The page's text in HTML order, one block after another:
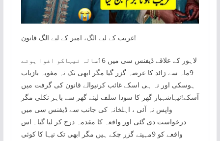
غریب کے لیے الگ، امیر کے لیے الگ قانون!
لاہور کے علاقے ڈیفنس سی میں 16سالہ نیہاکو اغوا ہوئے
9ماہ سے زائد کا عرصہ گزر گیا مگر ابھی تک نہ مغویہ بازیاب
ہوسکی اور نہ ہی اسکے غائب کرنیوالے قانون کی گرفت میں
آسکے!نیہاشہباز گھر کا سودا سلف لینے گھر سے باہر نکلی مگر
واپس نہ آئی ، اہلخانہ کی جانب سے ڈیفنس سی میں
درخواست دی گئی اور واقعہ کا مقدمہ درج کر لیا گیا۔ اس
واقعے کو 9مہینے گزر چکے ہیں مگر ابھی تک نیہا کا کوئی